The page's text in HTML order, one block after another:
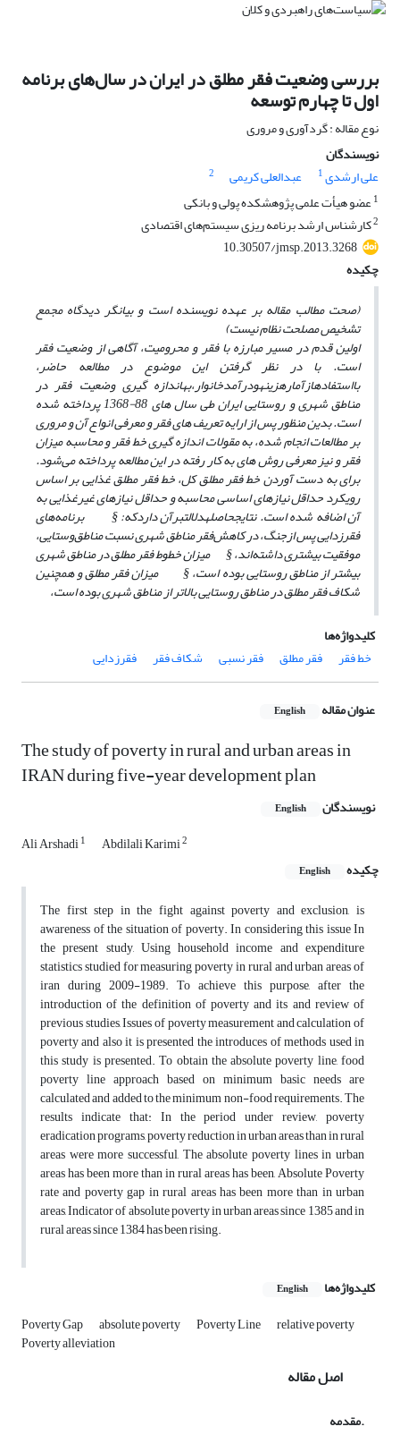
بررسی وضعیت فقر مطلق در ایران در سالهای برنامه
اول تا چهارم توسعه
نوع مقاله : گردآوری و مروری
نویسندگان
علی ارشدی1 عبدالعلی کریمی
2
1عضو هیأت علمی پژوهشکده پولی و بانکی
2کارشناس ارشد برنامه ریزی سیستم‌های اقتصادی
10.30507/jmsp.2013.3268
چکیده
(صحت مطالب مقاله بر عهده نویسنده است و بیانگر دیدگاه مجمع
تشخیص مصلحت نظام نیست)
اولین قدم در مسیر مبارزه با فقر و محرومیت، آگاهی از وضعیت فقر
است. با در نظر گرفتن این موضوع در مطالعه حاضر،
بااستفادهازآمارهزینهودرآمدخانوار،بهاندازه گیری وضعیت فقر در
مناطق شهری و روستایی ایران طی سال های 88-1368 پرداخته شده
است. بدین منظور پس از ارایه تعریف های فقر و معرفی انواع آن و مروری
بر مطالعات انجام شده، به مقولات اندازه گیری خط فقر و محاسبه میزان
فقر و نیز معرفی روش های به کار رفته در این مطالعه پرداخته می‌شود.
برای به دست آوردن خط فقر مطلق کل، خط فقر مطلق غذایی بر اساس
رویکرد حداقل نیازهای اساسی محاسبه و حداقل نیازهای غیرغذایی به
آن اضافه شده است. نتایجحاصلهدلالتبرآن داردکه:§برنامه‌های
فقرزدایی پس ازجنگ، در کاهش‌فقر مناطق شهری نسبت مناطق‌وستایی،
موفقیت بیشتری داشته‌اند،§میزان خطوط فقر مطلق در مناطق شهری
بیشتر از مناطق روستایی بوده است،§میزان فقر مطلق و همچنین
شکاف فقر مطلق در مناطق روستایی بالاتر از مناطق شهری بوده است،
کلیدواژه‌ها
خط فقر
فقر مطلق فقر نسبی شکاف فقر فقرزدایی
عنوان مقاله English
The study of poverty in rural and urban areas in
IRAN during five-year development plan
نویسندگان English
Ali Arshadi1 Abdilali Karimi2
چکیده English
The first step in the fight against poverty and exclusion, is
awareness of the situation of poverty. In considering this issue In
the present study, Using household income and expenditure
statistics studied for measuring poverty in rural and urban areas of
iran during 2009-1989. To achieve this purpose, after the
introduction of the definition of poverty and its and review of
previous studies, Issues of poverty measurement and calculation of
poverty and also it is presented the introduces of methods used in
this study is presented. To obtain the absolute poverty line, food
poverty line approach based on minimum basic needs are
calculated and added to the minimum non-food requirements. The
results indicate that: In the period under review, poverty
eradication programs, poverty reduction in urban areas than in rural
areas were more successful, The absolute poverty lines in urban
areas has been more than in rural areas has been, Absolute Poverty
rate and poverty gap in rural areas has been more than in urban
areas, Indicator of absolute poverty in urban areas since 1385 and in
rural areas since 1384 has been rising.
کلیدواژه‌ها English
Poverty Gap absolute poverty Poverty Line relative poverty
Poverty alleviation
اصل مقاله
.مقدمه